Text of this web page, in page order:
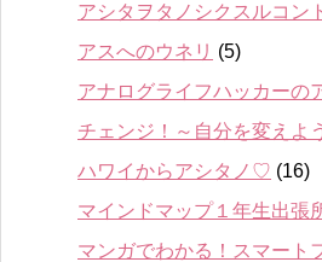
アシタヲタノシクスルコン
アスへのウネリ (5)
アナログライフハッカーの
チェンジ！～自分を変えよ
ハワイからアシタノ♡ (16)
マインドマップ１年生出張
マンガでわかる！スマート